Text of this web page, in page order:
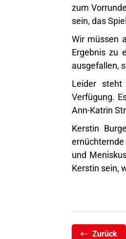
zum
sein, das
Wir müssen
Ergebnis zu
ausgefallen,
Leider
Verfügung.
Ann-Katrin
Kerstin
und
Kerstin sein,
Zurück